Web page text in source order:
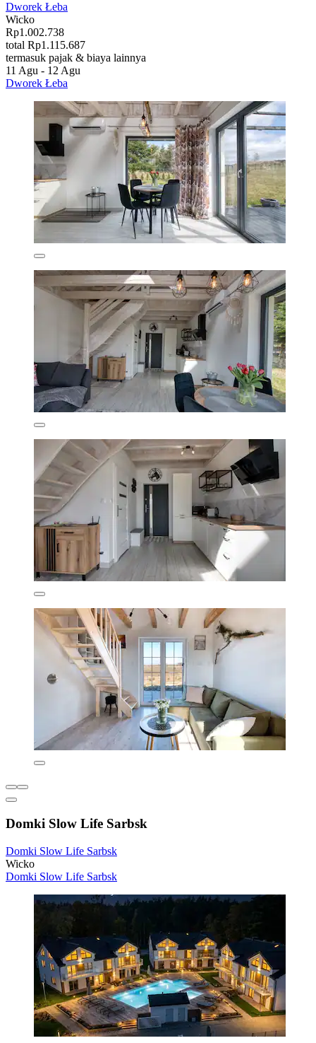
Dworek Łeba
Wicko
Rp1.002.738
total Rp1.115.687
termasuk pajak & biaya lainnya
11 Agu - 12 Agu
Dworek Łeba
Domki Slow Life Sarbsk
Domki Slow Life Sarbsk
Wicko
Domki Slow Life Sarbsk